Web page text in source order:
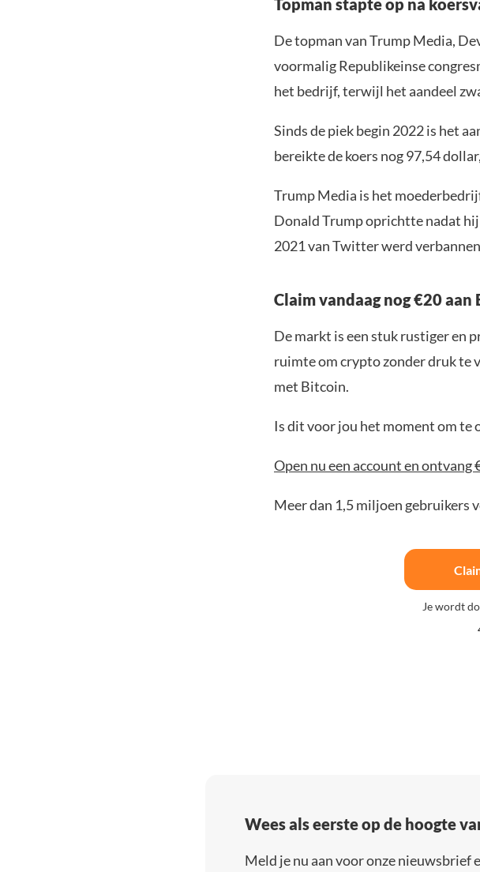
Topman stapte op na
De topman van Trump Media,
voormalig Republikeinse
het bedrijf, terwijl het aandeel
Sinds de piek begin 2022 is het
bereikte de koers nog 97,54
Trump Media is het
Donald Trump oprichtte nadat
2021 van Twitter werd
Claim vandaag nog €20 aan
De markt is een stuk rustiger en
ruimte om crypto zonder druk te
met Bitcoin.
Is dit voor jou het moment om te
Open nu een account en ontvang
Meer dan 1,5 miljoen gebruikers
Je wordt
Wees als eerste op de hoogte
Meld je nu aan voor onze nieuwsbrief